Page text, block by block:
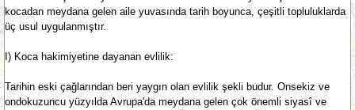
kocadan meydana gelen aile yuvasında tarih boyunca, çeşitli topluluklarda
üç usul uygulanmıştır.
I) Koca hakimiyetine dayanan evlilik:
Tarihin eski çağlarından beri yaygın olan evlilik şekli budur. Onsekiz ve
ondokuzuncu yüzyılda Avrupa'da meydana gelen çok önemli siyasî ve